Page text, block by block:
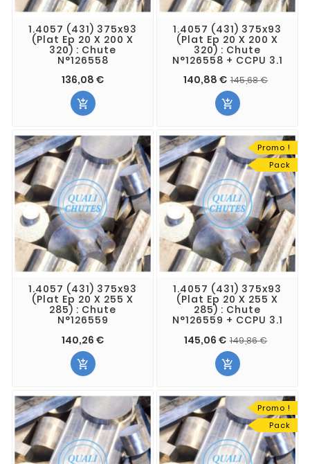
1.4057 (431) 375x93
(Plat Ep 20 X 200 X
320) : Chute
N°126558
136,08 €

1.4057 (431) 375x93
(Plat Ep 20 X 200 X
320) : Chute
N°126558 + CCPU 3.1
140,88 € 145,68 €

1.4057 (431) 375x93
(Plat Ep 20 X 255 X
285) : Chute
N°126559
140,26 €

Promo !
Pack
1.4057 (431) 375x93
(Plat Ep 20 X 255 X
285) : Chute
N°126559 + CCPU 3.1
145,06 € 149,86 €

Promo !
Pack